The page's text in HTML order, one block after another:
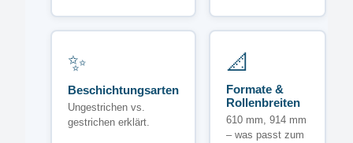
✨
Beschichtungsarten
Ungestrichen vs.
gestrichen erklärt.
📐
Formate &
Rollenbreiten
610 mm, 914 mm
– was passt zum